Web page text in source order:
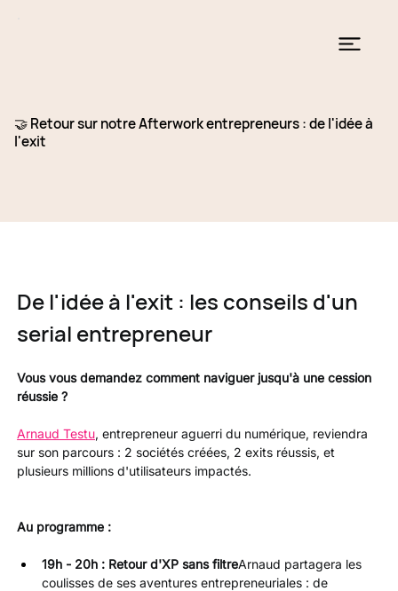
🤝 Retour sur notre Afterwork entrepreneurs : de l'idée à
l'exit
De l'idée à l'exit : les conseils d'un
serial entrepreneur
Vous vous demandez comment naviguer jusqu'à une cession
réussie ?
Arnaud Testu, entrepreneur aguerri du numérique, reviendra
sur son parcours : 2 sociétés créées, 2 exits réussis, et
plusieurs millions d'utilisateurs impactés.
Au programme :
19h - 20h : Retour d'XP sans filtreArnaud partagera les
coulisses de ses aventures entrepreneuriales : de